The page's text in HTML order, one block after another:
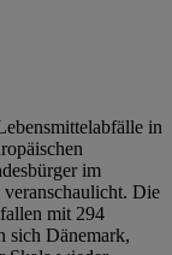
in
im
Die
mit 294
sich Dänemark,